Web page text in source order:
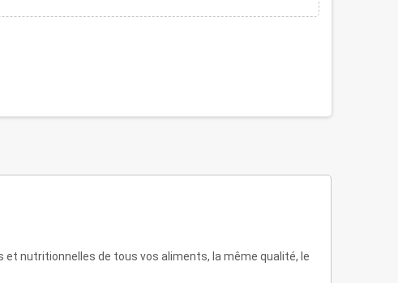
nutritionnelles de tous vos aliments, la même qualité, le